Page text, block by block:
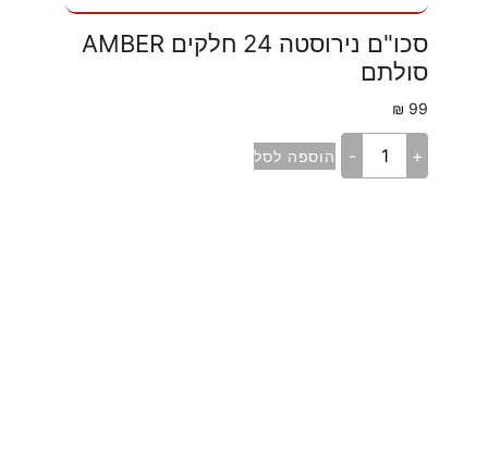
סכו"ם נירוסטה 24 חלקים AMBER
סולתם
99
₪
+
- הוספה לסל